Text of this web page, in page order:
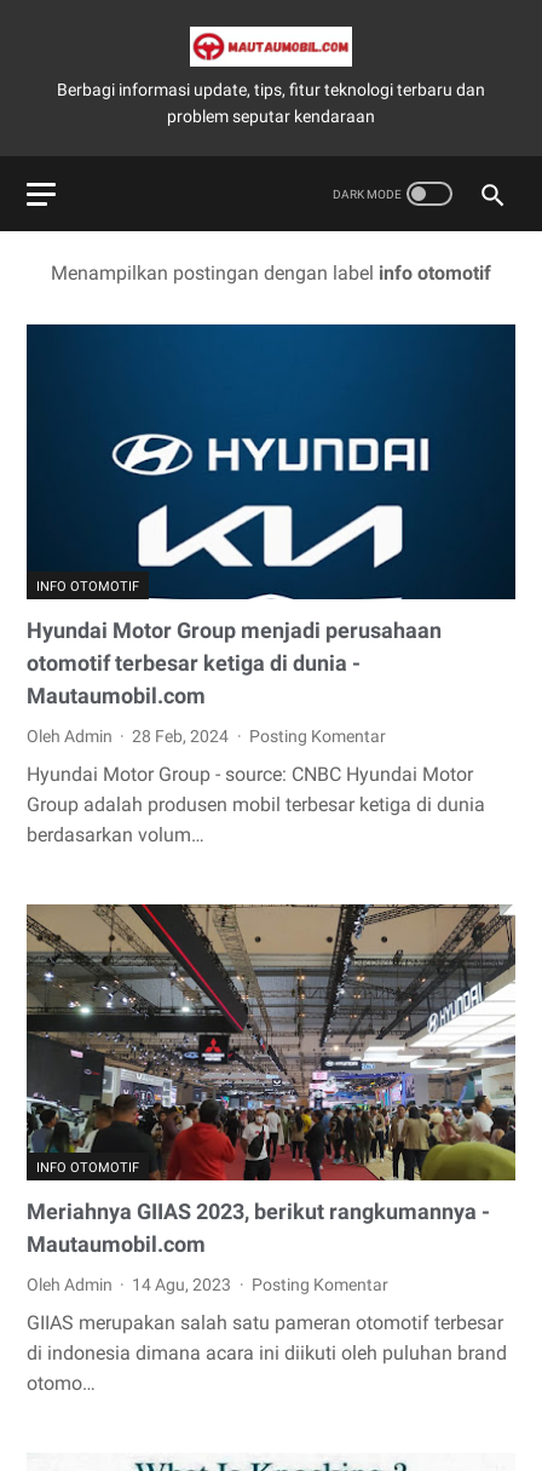
Berbagi informasi update, tips, fitur teknologi terbaru dan
problem seputar kendaraan
Menampilkan postingan dengan label info otomotif
INFO OTOMOTIF
Hyundai Motor Group menjadi perusahaan
otomotif terbesar ketiga di dunia -
Mautaumobil.com
Oleh Admin 28 Feb, 2024 Posting Komentar
Hyundai Motor Group - source: CNBC Hyundai Motor
Group adalah produsen mobil terbesar ketiga di dunia
berdasarkan volum…
INFO OTOMOTIF
Meriahnya GIIAS 2023, berikut rangkumannya -
Mautaumobil.com
Oleh Admin 14 Agu, 2023 Posting Komentar
GIIAS merupakan salah satu pameran otomotif terbesar
di indonesia dimana acara ini diikuti oleh puluhan brand
otomo…